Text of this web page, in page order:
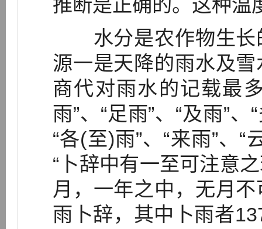
推断是正确的。这种温
水分是农作物生长
源一是天降的雨水及
商代对雨水的记载最
雨”、“足雨”、“及雨”
“各(至)雨”、“来雨”、
“卜辞中有一至可注意
月，一年之中，无月
雨卜辞，其中卜雨者